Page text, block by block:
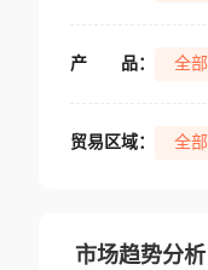
产 品： 全部
贸易区域： 全部
市场趋势分析